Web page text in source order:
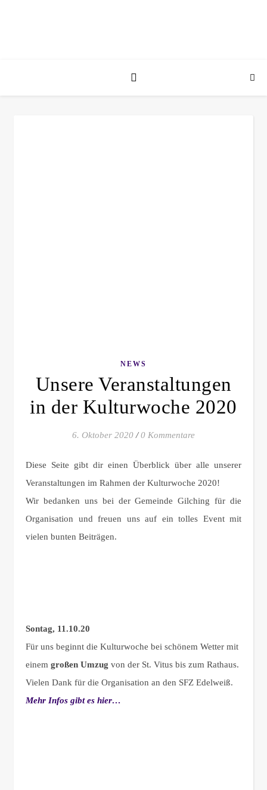
NEWS
Unsere Veranstaltungen
in der Kulturwoche 2020
6. Oktober 2020 / 0 Kommentare
Diese Seite gibt dir einen Überblick über alle unserer
Veranstaltungen im Rahmen der Kulturwoche 2020!
Wir bedanken uns bei der Gemeinde Gilching für die
Organisation und freuen uns auf ein tolles Event mit
vielen bunten Beiträgen.
Sontag, 11.10.20
Für uns beginnt die Kulturwoche bei schönem Wetter mit
einem großen Umzug von der St. Vitus bis zum Rathaus.
Vielen Dank für die Organisation an den SFZ Edelweiß.
Mehr Infos gibt es hier…